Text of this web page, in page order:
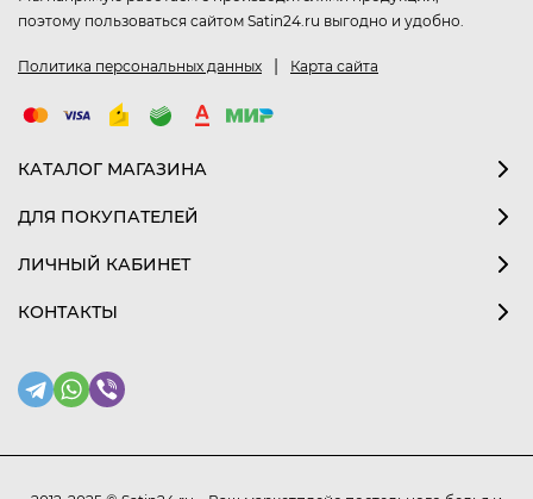
поэтому пользоваться сайтом Satin24.ru выгодно и удобно.
Политика персональных данных | Карта сайта
КАТАЛОГ МАГАЗИНА
ДЛЯ ПОКУПАТЕЛЕЙ
ЛИЧНЫЙ КАБИНЕТ
КОНТАКТЫ